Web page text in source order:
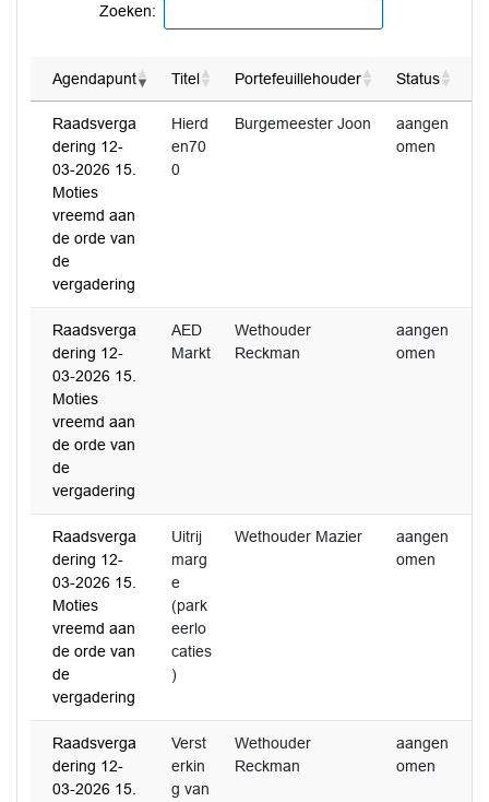
Zoeken:
Agendapunt Titel Portefeuillehouder Status
Raadsverga
dering 12-
03-2026 15.
Moties
vreemd aan
de orde van
de
vergadering
Hierd
en70
0
Burgemeester Joon
aangen
omen
Raadsverga
dering 12-
03-2026 15.
Moties
vreemd aan
de orde van
de
vergadering
AED
Markt
Wethouder
Reckman
aangen
omen
Raadsverga
dering 12-
03-2026 15.
Moties
vreemd aan
de orde van
de
vergadering
Uitrij
marg
e
(park
eerlo
caties
)
Wethouder Mazier
aangen
omen
Raadsverga
dering 12-
03-2026 15.
Verst
erkin
g van
Wethouder
Reckman
aangen
omen